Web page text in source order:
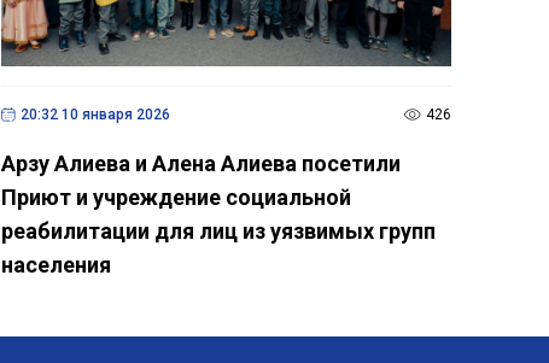
20:32 10 января 2026 426
Арзу Алиева и Алена Алиева посетили
Приют и учреждение социальной
реабилитации для лиц из уязвимых групп
населения